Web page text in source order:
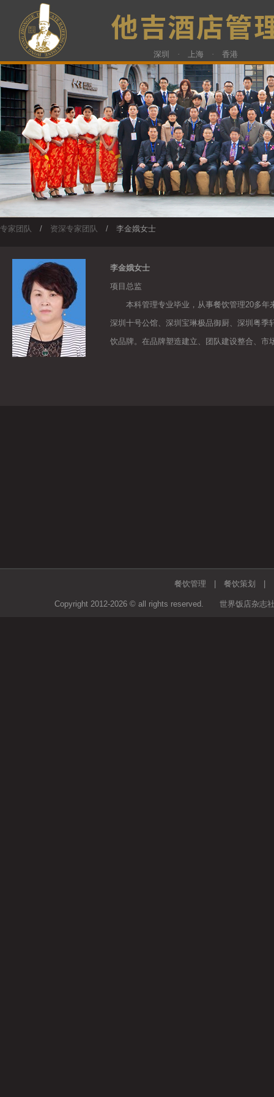
深圳 · 上海 · 香港
专家团队 / 资深专家团队 / 李金娥女士
李金娥女士
项目总监
本科管理专业毕业，从事餐饮管理20多年来
深圳十号公馆、深圳宝琳极品御厨、深圳粤
饮品牌。在品牌塑造建立、团队建设整合、
餐饮管理 餐饮策划
Copyright 2012-2026 © all rights reserved. 世界饭店杂志